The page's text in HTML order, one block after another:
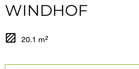
WINDHOF
20.1 m²